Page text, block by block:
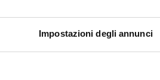
Impostazioni degli annunci